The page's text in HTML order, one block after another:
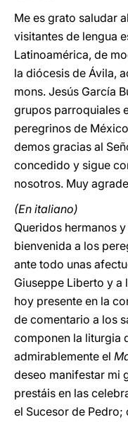
Me es grato saludar
visitantes de lengua
Latinoamérica, de
la diócesis de Ávila,
mons. Jesús García
grupos parroquiales
peregrinos de
demos gracias al
concedido y sigue
nosotros. Muy
(En italiano)
Queridos hermanos
bienvenida a los
ante todo unas
Giuseppe Liberto y a
hoy presente en la
de comentario a los
componen la liturgia
admirablemente el
deseo manifestar mi
prestáis en las
el Sucesor de